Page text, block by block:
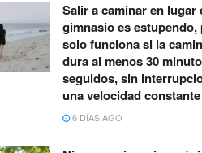
Salir a caminar en lugar
gimnasio es estupendo,
solo funciona si la
dura al menos 30
seguidos, sin
una velocidad constante
6 DÍAS AGO